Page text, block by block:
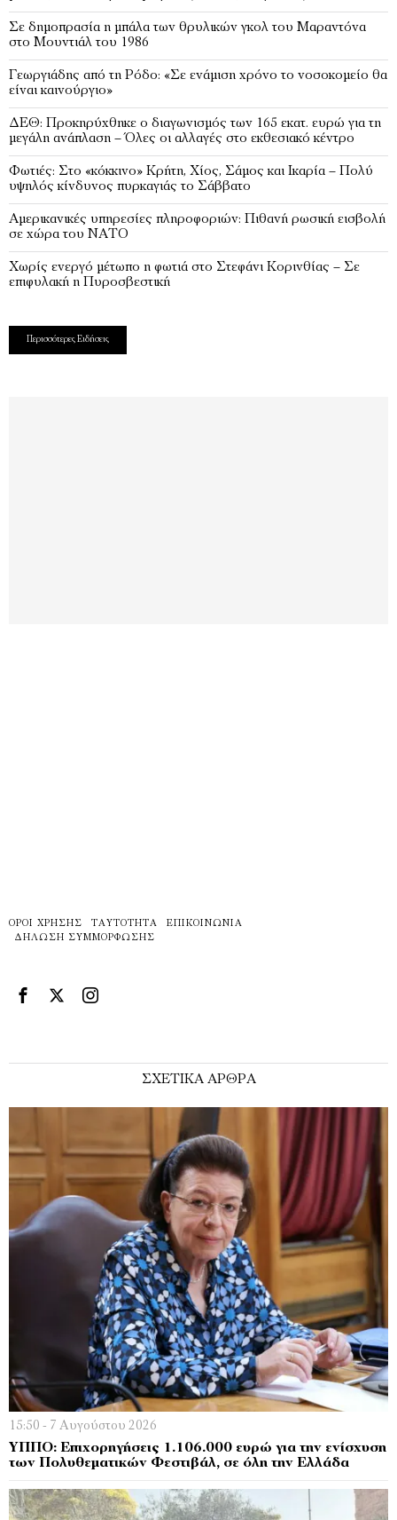
Σε δημοπρασία η μπάλα των θρυλικών γκολ του Μαραντόνα
στο Μουντιάλ του 1986
Γεωργιάδης από τη Ρόδο: «Σε ενάμιση χρόνο το νοσοκομείο θα
είναι καινούργιο»
ΔΕΘ: Προκηρύχθηκε ο διαγωνισμός των 165 εκατ. ευρώ για τη
μεγάλη ανάπλαση – Όλες οι αλλαγές στο εκθεσιακό κέντρο
Φωτιές: Στο «κόκκινο» Κρήτη, Χίος, Σάμος και Ικαρία – Πολύ
υψηλός κίνδυνος πυρκαγιάς το Σάββατο
Αμερικανικές υπηρεσίες πληροφοριών: Πιθανή ρωσική εισβολή
σε χώρα του ΝΑΤΟ
Χωρίς ενεργό μέτωπο η φωτιά στο Στεφάνι Κορινθίας – Σε
επιφυλακή η Πυροσβεστική
Περισσότερες Ειδήσεις
ΌΡΟΙ ΧΡΉΣΗΣ ΤΑΥΤΌΤΗΤΑ
ΕΠΙΚΟΙΝΩΝΊΑ
ΔΉΛΩΣΗ ΣΥΜΜΌΡΦΩΣΗΣ
ΣΧΕΤΙΚΑ ΑΡΘΡΑ
15:50 - 7 Αυγούστου 2026
ΥΠΠΟ: Επιχορηγήσεις 1.106.000 ευρώ για την ενίσχυση
των Πολυθεματικών Φεστιβάλ, σε όλη την Ελλάδα